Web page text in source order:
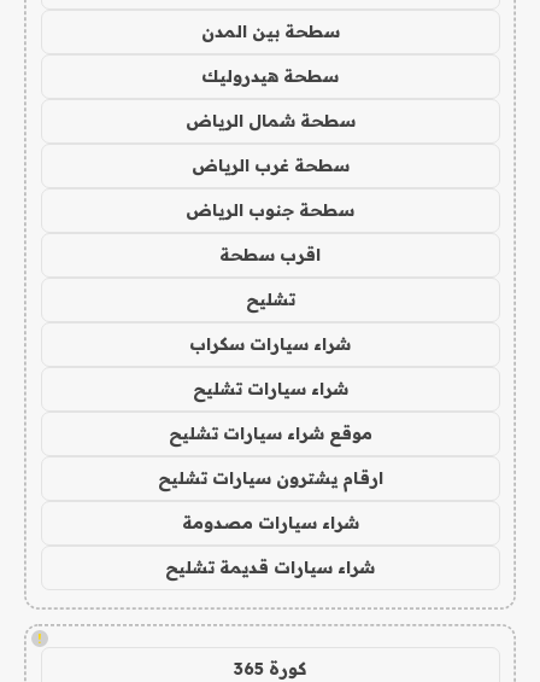
سطحة بين المدن
سطحة هيدروليك
سطحة شمال الرياض
سطحة غرب الرياض
سطحة جنوب الرياض
اقرب سطحة
تشليح
شراء سيارات سكراب
شراء سيارات تشليح
موقع شراء سيارات تشليح
ارقام يشترون سيارات تشليح
شراء سيارات مصدومة
شراء سيارات قديمة تشليح
!
كورة 365